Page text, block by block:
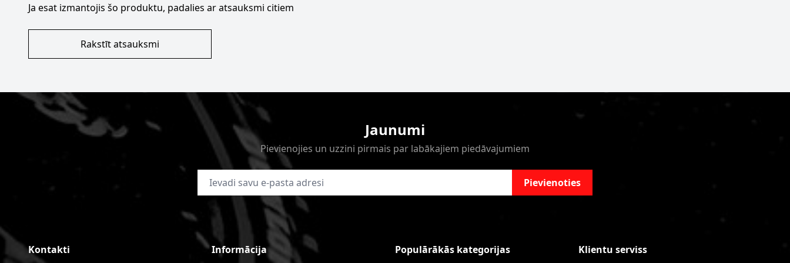
Ja esat izmantojis šo produktu, padalies ar atsauksmi citiem
Rakstīt atsauksmi
Jaunumi
Pievienojies un uzzini pirmais par labākajiem piedāvajumiem
E-pasta adrese Pievienoties
Kontakti Informācija Populārākās kategorijas Klientu serviss